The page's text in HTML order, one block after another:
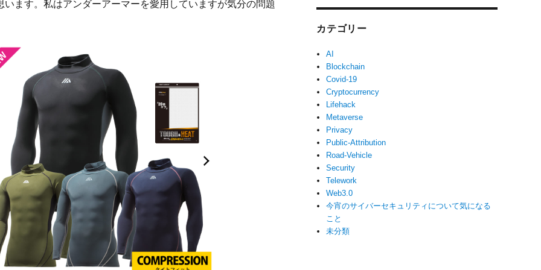
います。私はアンダーアーマーを愛用していますが気分の問題
カテゴリー
AI
Blockchain
Covid-19
Cryptocurrency
Lifehack
Metaverse
Privacy
Public-Attribution
Road-Vehicle
Security
Telework
Web3.0
今宵のサイバーセキュリティについて気になる
こと
未分類